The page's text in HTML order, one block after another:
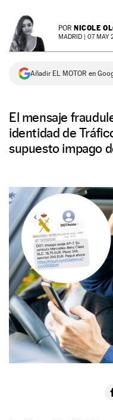
SÍGUENOS
POR NICOLE
MADRID | 07 MAY
Añadir EL MOTOR en
El mensaje
identidad de
supuesto impago